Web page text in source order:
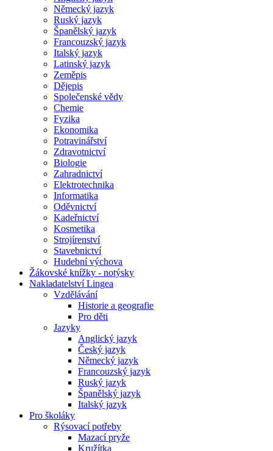
Německý jazyk
Ruský jazyk
Španělský jazyk
Francouzský jazyk
Italský jazyk
Latinský jazyk
Zeměpis
Dějepis
Společenské vědy
Chemie
Fyzika
Ekonomika
Potravinářství
Zdravotnictví
Biologie
Zahradnictví
Elektrotechnika
Informatika
Oděvnictví
Kadeřnictví
Kosmetika
Strojírenství
Stavebnictví
Hudební výchova
Žákovské knížky - notýsky
Nakladatelství Lingea
Vzdělávání
Historie a geografie
Pro děti
Jazyky
Anglický jazyk
Český jazyk
Německý jazyk
Francouzský jazyk
Ruský jazyk
Španělský jazyk
Italský jazyk
Pro školáky
Rýsovací potřeby
Mazací pryže
Kružítka